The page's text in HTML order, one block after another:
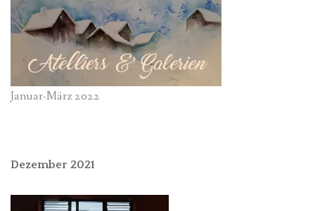
Januar-März 2022
Dezember 2021